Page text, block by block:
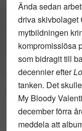
Ända sedan
driva skivbolaget
mytbildningen
kompromisslösa
som bidragit till
decennier efter
tanken. Det
My Bloody
december förra
meddela att